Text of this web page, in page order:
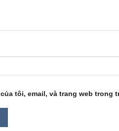
tôi, email, và trang web trong